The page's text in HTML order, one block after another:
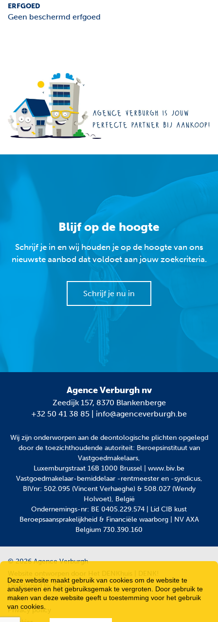
ERFGOED
Geen beschermd erfgoed
Blijf op de hoogte
Schrijf je in en wij houden je op de hoogte van ons
nieuwste aanbod dat voldoet aan jouw zoekcriteria.
Schrijf je nu in
Agence Verburgh nv
Zeedijk 157, 8370 Blankenberge
+32 50 41 38 85
info@agenceverburgh.be
Wij zijn onderworpen aan de deontologische plichtenopgelegd
door de toezichthoudende autoriteit: Beroepsinstituut van
Vastgoedmakelaars,
Luxemburgstraat 16B 1000 Brussel | www.biv.be
Vastgoedmakelaar-bemiddelaar -rentmeester en -syndicus,
BIVnr: 502.095 (Vincent Verhaeghe) & 508.027 (Wendy
Holvoet), België
Ondernemings-nr: BE 0405.229.574 | Lid CIB kust
Beroepsaansprakelijkheid & Financiële waarborg | NV AXA
Belgium 730.390.160
© 2026 Agence Verburgh
Developed by Zabun
Algemene voorwaarden
Privacy policy
Deze website maakt gebruik van cookies om de website te
analyseren en het gebruiksgemak te vergroten. Door gebruik te
maken van deze website geeft u toestemming voor het gebruik
van cookies.